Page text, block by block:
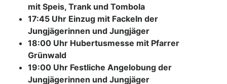
mit Speis, Trank und Tombola
17:45 Uhr Einzug mit Fackeln der
Jungjägerinnen und Jungjäger
18:00 Uhr Hubertusmesse mit Pfarrer
Grünwald
19:00 Uhr Festliche Angelobung der
Jungjägerinnen und Jungjäger